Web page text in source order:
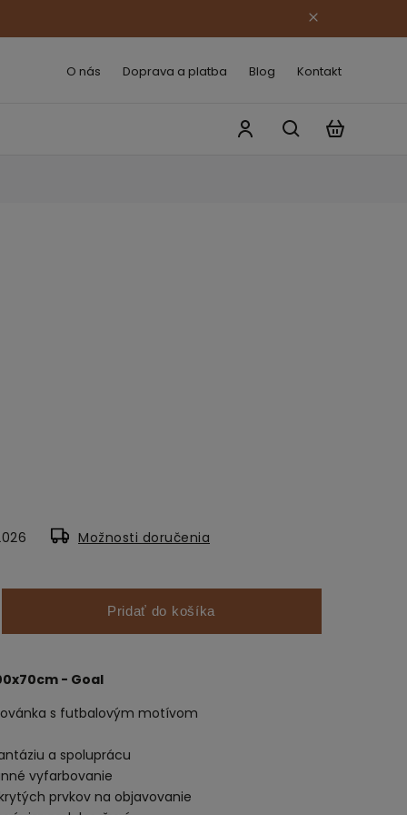
O nás Doprava a platba Blog Kontakt
Možnosti doručenia
Pridať do košíka
- Goal
s futbalovým motívom
a spoluprácu
vyfarbovanie
prvkov na objavovanie